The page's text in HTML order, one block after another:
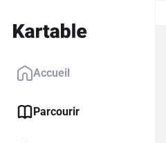
Accueil
Parcourir